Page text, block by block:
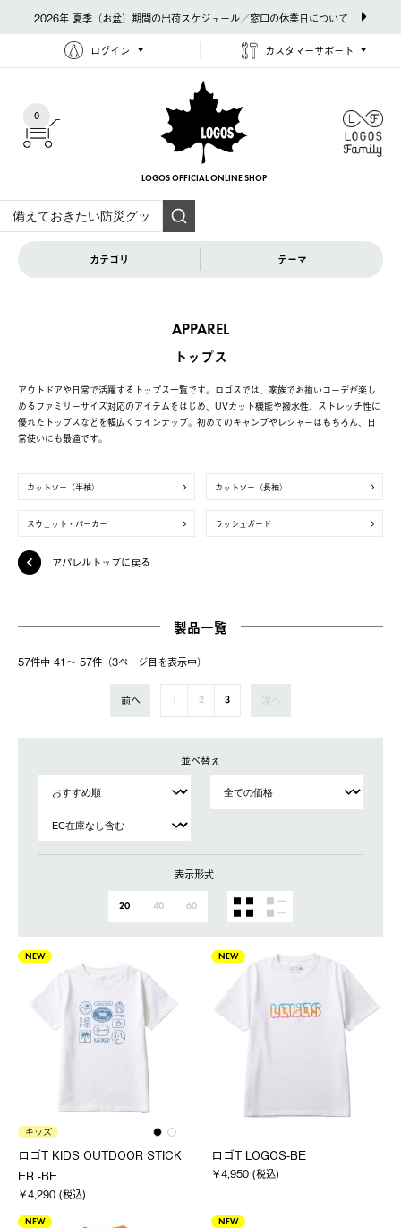
2026年 夏季（お盆）期間の出荷スケジュール／窓口の休業日について
ログイン カスタマーサポート
0
LOGOS OFFICIAL ONLINE SHOP
カテゴリ テーマ
APPAREL
トップス
アウトドアや日常で活躍するトップス一覧です。ロゴスでは、家族でお揃いコーデが楽し
めるファミリーサイズ対応のアイテムをはじめ、UVカット機能や撥水性、ストレッチ性に
優れたトップスなどを幅広くラインナップ。初めてのキャンプやレジャーはもちろん、日
常使いにも最適です。
カットソー（半袖） カットソー（長袖）
スウェット・パーカー ラッシュガード
アパレルトップに戻る
製品一覧
57件中 41〜 57件（3ページ⽬を表⽰中）
前へ 2 3 次へ
並べ替え
表示形式
20 40 60
NEW
キッズ
ロゴT KIDS OUTDOOR STICK
ER -BE
￥4,290 (税込)
NEW
ロゴT LOGOS-BE
￥4,950 (税込)
NEW NEW